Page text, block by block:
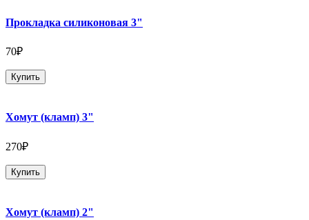
Прокладка силиконовая 3"
70₽
Купить
Хомут (кламп) 3"
270₽
Купить
Хомут (кламп) 2"